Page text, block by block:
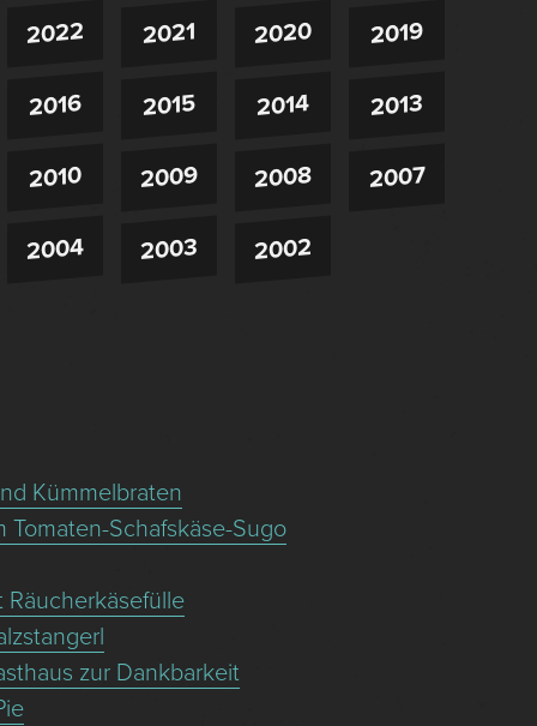
2022 2021 2020 2019
2016 2015 2014 2013
2010 2009 2008 2007
2004 2003 2002
Kümmelbraten
Tomaten-Schafskäse-Sugo
zur Dankbarkeit